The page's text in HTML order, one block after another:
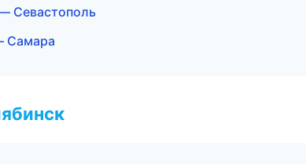
Севастополь
Самара